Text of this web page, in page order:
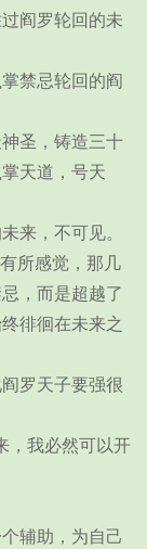
阎罗轮回的未
禁忌轮回的阎
圣，铸造三十
天道，号天
来，不可见。
所感觉，那几
，而是超越了
徘徊在未来之
罗天子要强很
，我必然可以开
辅助，为自己